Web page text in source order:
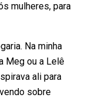
mulheres, para
Na minha
Meg ou a Lelê
ali para
sobre